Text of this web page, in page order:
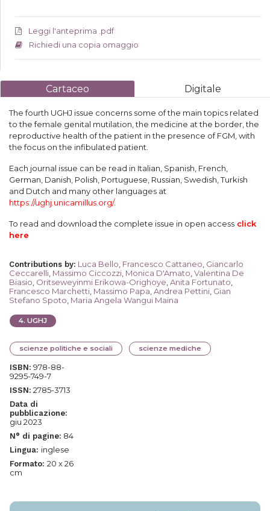
Leggi l'anteprima .pdf
Richiedi una copia omaggio
Cartaceo Digitale
The fourth UGHJ issue concerns some of the main topics related
to the female genital mutilation, the medicine at the border, the
reproductive health of the patient in the presence of FGM, with
the focus on the infibulated patient.
Each journal issue can be read in Italian, Spanish, French,
German, Danish, Polish, Portuguese, Russian, Swedish, Turkish
and Dutch and many other languages at
https://ughj.unicamillus.org/.
To read and download the complete issue in open access click
here
Contributions by: Luca Bello Francesco Cattaneo Giancarlo
Ceccarelli Massimo Ciccozzi Monica D'Amato Valentina De
Biasio Oritseweyinmi Erikowa-Orighoye Anita Fortunato
Francesco Marchetti Massimo Papa Andrea Pettini Gian
Stefano Spoto Maria Angela Wangui Maina
4. UGHJ
scienze politiche e sociali scienze mediche
ISBN: 978-88-
9295-749-7
ISSN: 2785-3713
Data di
pubblicazione:
giu 2023
N° di pagine: 84
Lingua: inglese
Formato: 20 x 26
cm